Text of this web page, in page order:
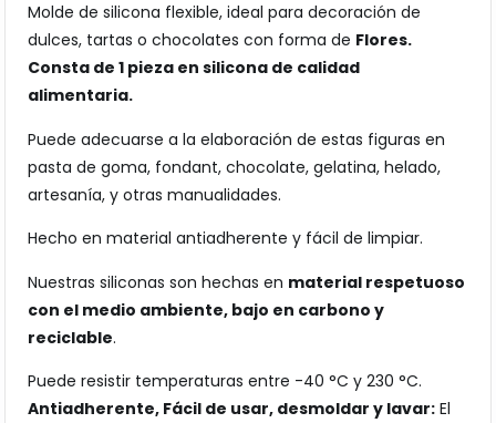
Molde de silicona flexible, ideal para decoración de
dulces, tartas o chocolates con forma de Flores.
Consta de 1 pieza en silicona de calidad
alimentaria.
Puede adecuarse a la elaboración de estas figuras en
pasta de goma, fondant, chocolate, gelatina, helado,
artesanía, y otras manualidades.
Hecho en material antiadherente y fácil de limpiar.
Nuestras siliconas son hechas en material respetuoso
con el medio ambiente, bajo en carbono y
reciclable.
Puede resistir temperaturas entre -40 °C y 230 °C.
Antiadherente, Fácil de usar, desmoldar y lavar: El